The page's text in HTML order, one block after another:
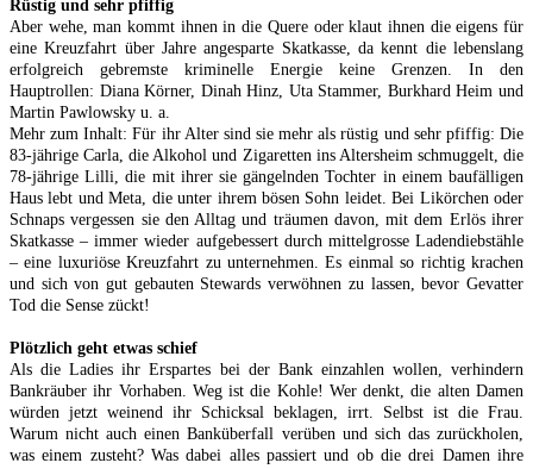
Rüstig und sehr pfiffig
Aber wehe, man kommt ihnen in die Quere oder klaut ihnen die eigens für
eine Kreuzfahrt über Jahre angesparte Skatkasse, da kennt die lebenslang
erfolgreich gebremste kriminelle Energie keine Grenzen. In den
Hauptrollen: Diana Körner, Dinah Hinz, Uta Stammer, Burkhard Heim und
Martin Pawlowsky u. a.
Mehr zum Inhalt: Für ihr Alter sind sie mehr als rüstig und sehr pfiffig: Die
83-jährige Carla, die Alkohol und Zigaretten ins Altersheim schmuggelt, die
78-jährige Lilli, die mit ihrer sie gängelnden Tochter in einem baufälligen
Haus lebt und Meta, die unter ihrem bösen Sohn leidet. Bei Likörchen oder
Schnaps vergessen sie den Alltag und träumen davon, mit dem Erlös ihrer
Skatkasse – immer wieder aufgebessert durch mittelgrosse Ladendiebstähle
– eine luxuriöse Kreuzfahrt zu unternehmen. Es einmal so richtig krachen
und sich von gut gebauten Stewards verwöhnen zu lassen, bevor Gevatter
Tod die Sense zückt!
Plötzlich geht etwas schief
Als die Ladies ihr Erspartes bei der Bank einzahlen wollen, verhindern
Bankräuber ihr Vorhaben. Weg ist die Kohle! Wer denkt, die alten Damen
würden jetzt weinend ihr Schicksal beklagen, irrt. Selbst ist die Frau.
Warum nicht auch einen Banküberfall verüben und sich das zurückholen,
was einem zusteht? Was dabei alles passiert und ob die drei Damen ihre